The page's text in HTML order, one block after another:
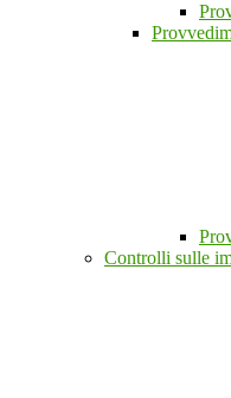
Controlli sulle